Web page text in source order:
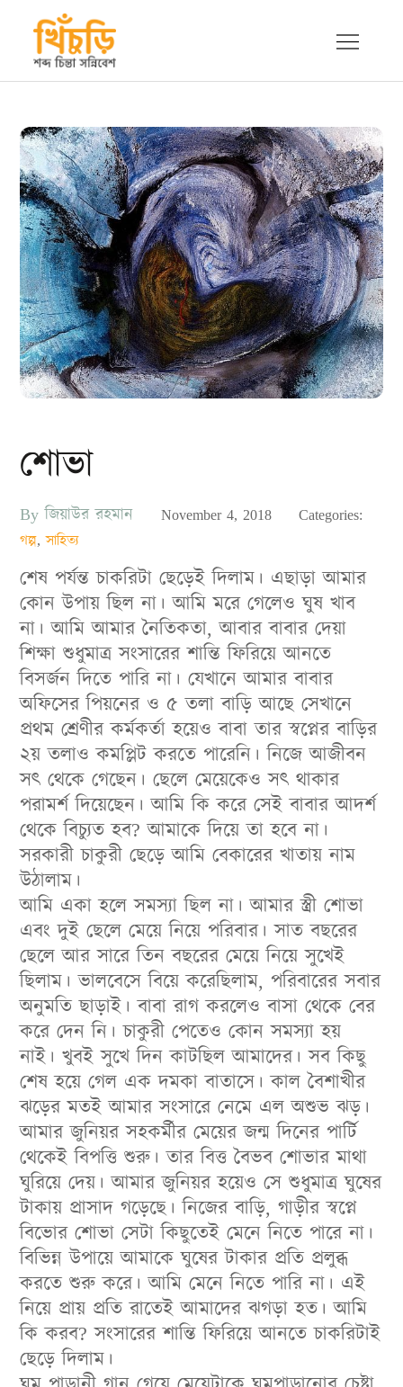
content
খিচুড়ি
শব্দ চিন্তা সন্নিবেশ
শোভা
Byজিয়াউর রহমান
Posted
November 4, 2018
Categories:
গল্প,সাহিত্য
শেষ পর্যন্ত চাকরিটা ছেড়েই দিলাম। এছাড়া আমার
কোন উপায় ছিল না। আমি মরে গেলেও ঘুষ খাব
না। আমি আমার নৈতিকতা, আবার বাবার দেয়া
শিক্ষা শুধুমাত্র সংসারের শান্তি ফিরিয়ে আনতে
বিসর্জন দিতে পারি না। যেখানে আমার বাবার
অফিসের পিয়নের ও ৫ তলা বাড়ি আছে সেখানে
প্রথম শ্রেণীর কর্মকর্তা হয়েও বাবা তার স্বপ্নের বাড়ির
২য় তলাও কমপ্লিট করতে পারেনি। নিজে আজীবন
সৎ থেকে গেছেন। ছেলে মেয়েকেও সৎ থাকার
পরামর্শ দিয়েছেন। আমি কি করে সেই বাবার আদর্শ
থেকে বিচ্যুত হব? আমাকে দিয়ে তা হবে না।
সরকারী চাকুরী ছেড়ে আমি বেকারের খাতায় নাম
উঠালাম।
আমি একা হলে সমস্যা ছিল না। আমার স্ত্রী শোভা
এবং দুই ছেলে মেয়ে নিয়ে পরিবার। সাত বছরের
ছেলে আর সারে তিন বছরের মেয়ে নিয়ে সুখেই
ছিলাম। ভালবেসে বিয়ে করেছিলাম, পরিবারের সবার
অনুমতি ছাড়াই। বাবা রাগ করলেও বাসা থেকে বের
করে দেন নি। চাকুরী পেতেও কোন সমস্যা হয়
নাই। খুবই সুখে দিন কাটছিল আমাদের। সব কিছু
শেষ হয়ে গেল এক দমকা বাতাসে। কাল বৈশাখীর
ঝড়ের মতই আমার সংসারে নেমে এল অশুভ ঝড়।
আমার জুনিয়র সহকর্মীর মেয়ের জন্ম দিনের পার্টি
থেকেই বিপত্তি শুরু। তার বিত্ত বৈভব শোভার মাথা
ঘুরিয়ে দেয়। আমার জুনিয়র হয়েও সে শুধুমাত্র ঘুষের
টাকায় প্রাসাদ গড়েছে। নিজের বাড়ি, গাড়ীর স্বপ্নে
বিভোর শোভা সেটা কিছুতেই মেনে নিতে পারে না।
বিভিন্ন উপায়ে আমাকে ঘুষের টাকার প্রতি প্রলুব্ধ
করতে শুরু করে। আমি মেনে নিতে পারি না। এই
নিয়ে প্রায় প্রতি রাতেই আমাদের ঝগড়া হত। আমি
কি করব? সংসারের শান্তি ফিরিয়ে আনতে চাকরিটাই
ছেড়ে দিলাম।